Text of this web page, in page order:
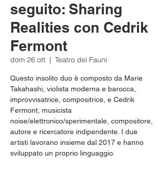
seguito: Sharing
Realities con Cedrik
Fermont
dom 26 ott
  |
Teatro dei Fauni
Questo insolito duo è composto da Marie
Takahashi, violista moderna e barocca,
improvvisatrice, compositrice, e Cedrik
Fermont, musicista
noise/elettronico/sperimentale, compositore,
autore e ricercatore indipendente. I due
artisti lavorano insieme dal 2017 e hanno
sviluppato un proprio linguaggio.